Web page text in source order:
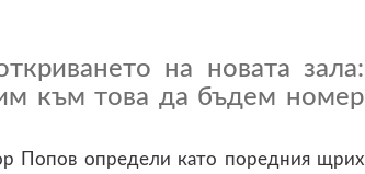
на новата зала:
към това да бъдем номер
Попов определи като поредния щрих